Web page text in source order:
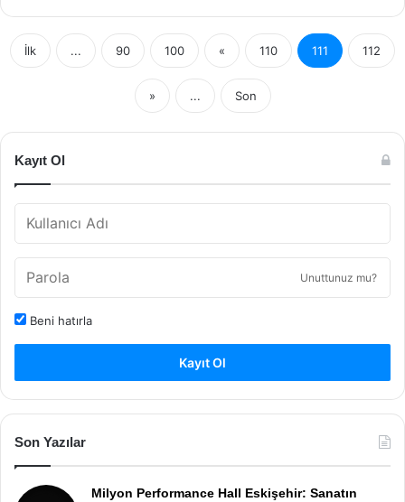
İlk ... 90 100 « 110 111 112
» ... Son
Kayıt Ol
Unuttunuz mu?
Beni hatırla
Kayıt Ol
Son Yazılar
Milyon Performance Hall Eskişehir: Sanatın